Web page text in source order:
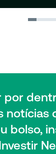
1 2 3
por
notícias
bolso,